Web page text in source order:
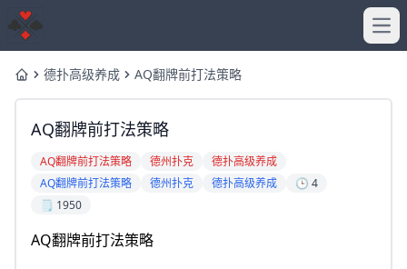
Home德扑高级养成 AQ翻牌前打法策略
AQ翻牌前打法策略
AQ翻牌前打法策略 德州扑克
德扑高级养成
AQ翻牌前打法策略
德州扑克 德扑高级养成
🕒 4
🗒️ 1950
AQ翻牌前打法策略